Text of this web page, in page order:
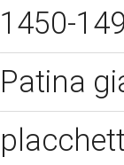
1450-
Patina